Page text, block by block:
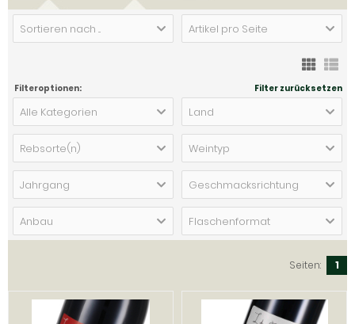
Sortieren nach ... Artikel pro Seite
Filteroptionen: Filter zurücksetzen
Alle Kategorien Land
Rebsorte(n) Weintyp
Jahrgang Geschmacksrichtung
Anbau Flaschenformat
Seiten: 1